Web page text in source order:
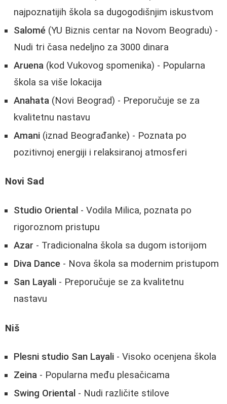
najpoznatijih škola sa dugogodišnjim iskustvom
Salomé (YU Biznis centar na Novom Beogradu) -
Nudi tri časa nedeljno za 3000 dinara
Aruena (kod Vukovog spomenika) - Popularna
škola sa više lokacija
Anahata (Novi Beograd) - Preporučuje se za
kvalitetnu nastavu
Amani (iznad Beograđanke) - Poznata po
pozitivnoj energiji i relaksiranoj atmosferi
Novi Sad
Studio Oriental - Vodila Milica, poznata po
rigoroznom pristupu
Azar - Tradicionalna škola sa dugom istorijom
Diva Dance - Nova škola sa modernim pristupom
San Layali - Preporučuje se za kvalitetnu
nastavu
Niš
Plesni studio San Layali - Visoko ocenjena škola
Zeina - Popularna među plesačicama
Swing Oriental - Nudi različite stilove